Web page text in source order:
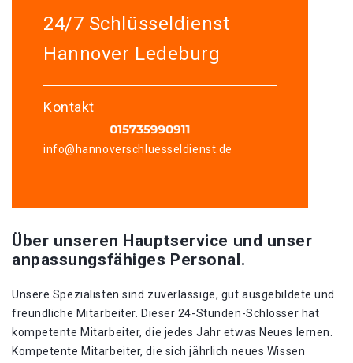
24/7 Schlüsseldienst
Hannover Ledeburg
Kontakt
info@hannoverschluesseldienst.de
Über unseren Hauptservice und unser
anpassungsfähiges Personal.
Unsere Spezialisten sind zuverlässige, gut ausgebildete und
freundliche Mitarbeiter. Dieser 24-Stunden-Schlosser hat
kompetente Mitarbeiter, die jedes Jahr etwas Neues lernen.
Kompetente Mitarbeiter, die sich jährlich neues Wissen